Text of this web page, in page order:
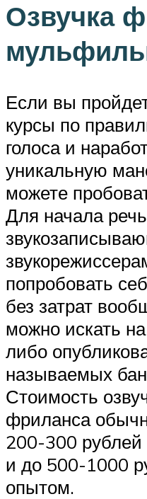
Озвучка
Если вы
курсы по
голоса и
уникальную
можете
Для начала
попробовать
без затрат
можно искать
либо
называемых
Стоимость
фриланса
200-300 рублей
и до 500-1000
опытом.